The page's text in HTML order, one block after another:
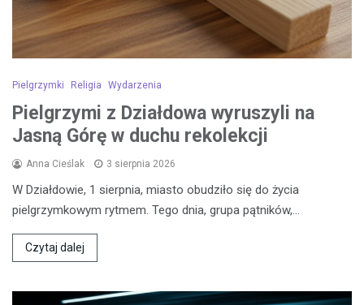
Pielgrzymki Religia Wydarzenia
Pielgrzymi z Działdowa wyruszyli na
Jasną Górę w duchu rekolekcji
Anna Cieślak 3 sierpnia 2026
W Działdowie, 1 sierpnia, miasto obudziło się do życia
pielgrzymkowym rytmem. Tego dnia, grupa pątników,…
Czytaj dalej